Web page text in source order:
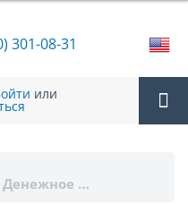
301-08-31
или
…